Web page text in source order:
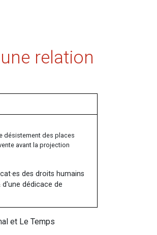
relation
désistement des places
avant la projection
des droits humains
d'une dédicace de
et Le Temps